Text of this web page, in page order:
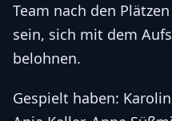
Team nach den
sein, sich mit dem
belohnen.
Gespielt haben: